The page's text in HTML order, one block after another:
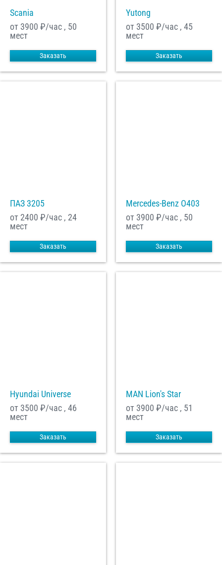
Scania
от 3900 ₽/час , 50
мест
Заказать
Yutong
от 3500 ₽/час , 45
мест
Заказать
ПАЗ 3205
от 2400 ₽/час , 24
мест
Заказать
Mercedes-Benz О403
от 3900 ₽/час , 50
мест
Заказать
Hyundai Universe
от 3500 ₽/час , 46
мест
Заказать
MAN Lion's Star
от 3900 ₽/час , 51
мест
Заказать